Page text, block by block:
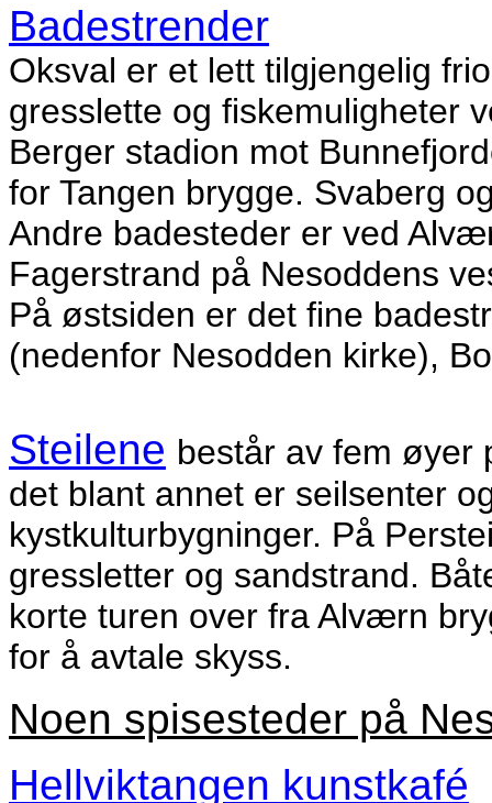
Badestrender
Oksval er et lett tilgjengelig
gresslette og fiskemuligheter
Berger stadion mot
for Tangen brygge. Svaberg
Andre badesteder er ved
Fagerstrand på Nesoddens
På østsiden er det fine
(nedenfor Nesodden kirke),
Steilene består av fem øyer
det blant annet er seilsenter
kystkulturbygninger. På
gressletter og sandstrand.
korte turen over fra Alværn
for å avtale skyss.
Noen spisesteder på
Hellviktangen kunstkafé